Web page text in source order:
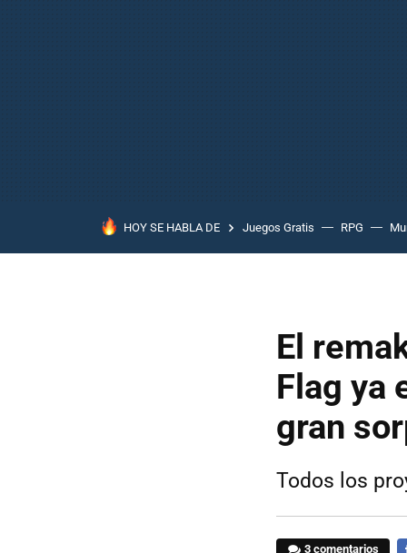
HOY SE HABLA DE Juegos Gratis RPG
El
Flag ya
gran
Todos los
3 comentarios